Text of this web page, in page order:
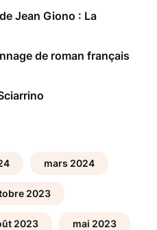
Jean Giono : La
de roman français
mars 2024
2023
2023 mai 2023